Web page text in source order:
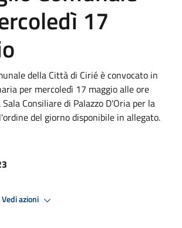
17
della Città di Cirié è convocato in
per mercoledì 17 maggio alle ore
Consiliare di Palazzo D'Oria per la
del giorno disponibile in allegato.
Vedi azioni